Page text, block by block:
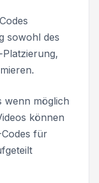
sowohl des
wenn möglich
können
für